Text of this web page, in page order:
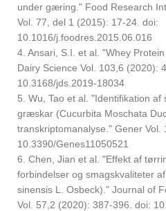
under gæring." Food Research
Vol. 77, del 1 (2015): 17-24. doi:
10.1016/j.foodres.2015.06.016
4. Ansari, S.I. et al. "Whey
Dairy Science Vol. 103,6 (2020):
10.3168/jds.2019-18034
5. Wu, Tao et al. "Identifikation
græskar (Cucurbita Moschata
transkriptomanalyse." Gener Vol.
10.3390/Genes11050521
6. Chen, Jian et al. "Effekt af
forbindelser og smagskvaliteter
sinensis L. Osbeck)." Journal of
Vol. 57,2 (2020): 387-396. doi: